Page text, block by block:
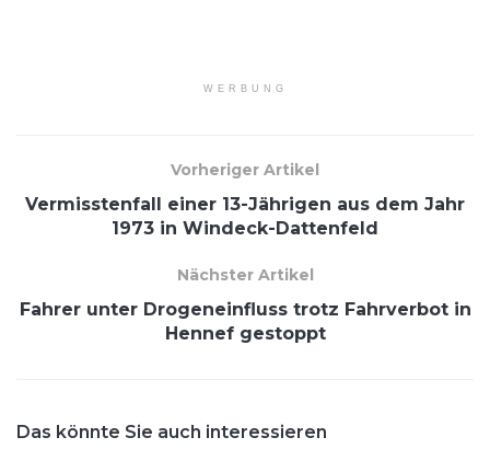
WERBUNG
Vorheriger Artikel
Vermisstenfall einer 13-Jährigen aus dem Jahr
1973 in Windeck-Dattenfeld
Nächster Artikel
Fahrer unter Drogeneinfluss trotz Fahrverbot in
Hennef gestoppt
Das könnte Sie auch interessieren